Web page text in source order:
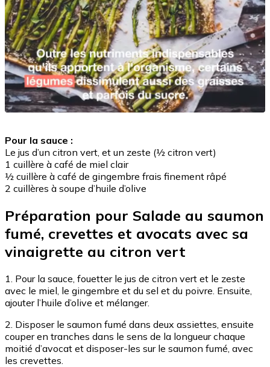
Pour la sauce :
Le jus d’un citron vert, et un zeste (½ citron vert)
1 cuillère à café de miel clair
½ cuillère à café de gingembre frais finement râpé
2 cuillères à soupe d’huile d’olive
Préparation pour Salade au saumon
fumé, crevettes et avocats avec sa
vinaigrette au citron vert
1. Pour la sauce, fouetter le jus de citron vert et le zeste
avec le miel, le gingembre et du sel et du poivre. Ensuite,
ajouter l’huile d’olive et mélanger.
2. Disposer le saumon fumé dans deux assiettes, ensuite
couper en tranches dans le sens de la longueur chaque
moitié d’avocat et disposer-les sur le saumon fumé, avec
les crevettes.